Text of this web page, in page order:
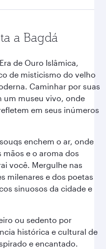
a Bagdá
de Ouro Islâmica,
de misticismo do velho
Caminhar por suas
um museu vivo, onde
em seus inúmeros
enchem o ar, onde
e o aroma dos
você. Mergulhe nas
milenares e dos poetas
sinuosos da cidade e
ou sedento por
histórica e cultural de
e encantado.